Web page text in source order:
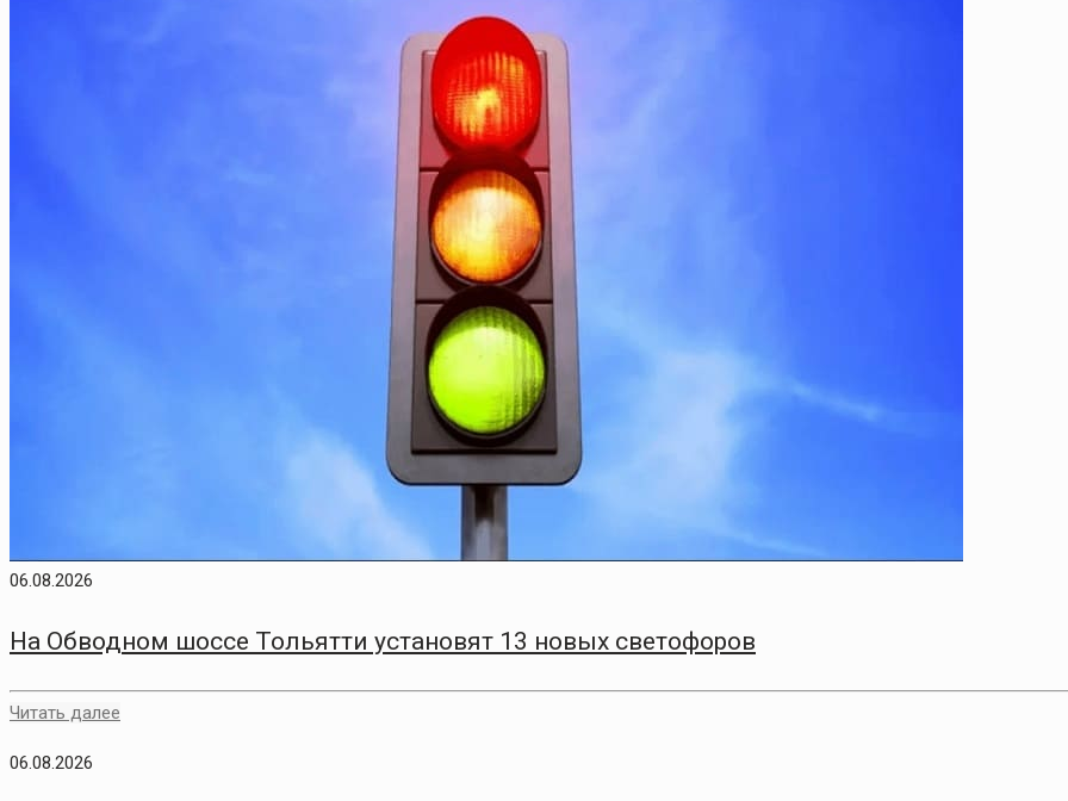
06.08.2026
На Обводном шоссе Тольятти установят 13 новых светофоров
Читать далее
06.08.2026